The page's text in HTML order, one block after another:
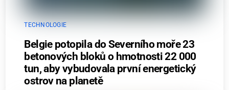
TECHNOLOGIE
Belgie potopila do Severního moře 23
betonových bloků o hmotnosti 22 000
tun, aby vybudovala první energetický
ostrov na planetě